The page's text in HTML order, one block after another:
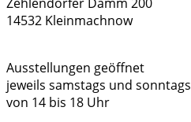
14532 Kleinmachnow
Ausstellungen geöffnet
jeweils samstags und sonntags
von 14 bis 18 Uhr